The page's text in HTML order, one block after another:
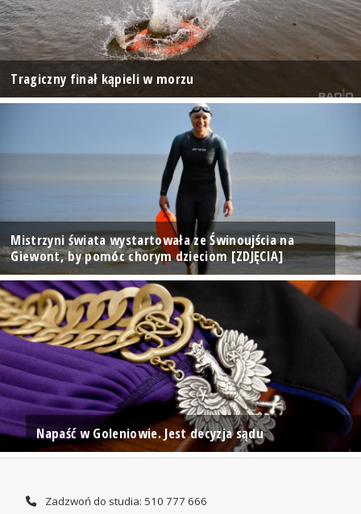
Tragiczny finał kąpieli w morzu
Mistrzyni świata wystartowała ze Świnoujścia na
Giewont, by pomóc chorym dzieciom [ZDJĘCIA]
Napaść w Goleniowie. Jest decyzja sądu
Zadzwoń do studia: 510 777 666